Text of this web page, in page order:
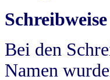
Bei den
Namen